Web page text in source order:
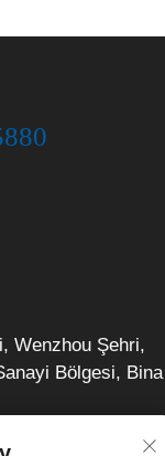
Wenzhou Şehri,
Bölgesi, Bina